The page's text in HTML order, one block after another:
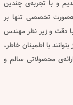
شدیم و با تجربه‌ی چندین
تصمیم گرفتیم به‌صورت تخصصی تنها بر
دقت و زیر نظر مهندس
با اطمینان خاطر،
محصولاتی سالم و